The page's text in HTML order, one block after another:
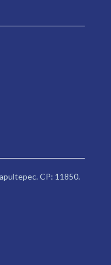
CP: 11850.